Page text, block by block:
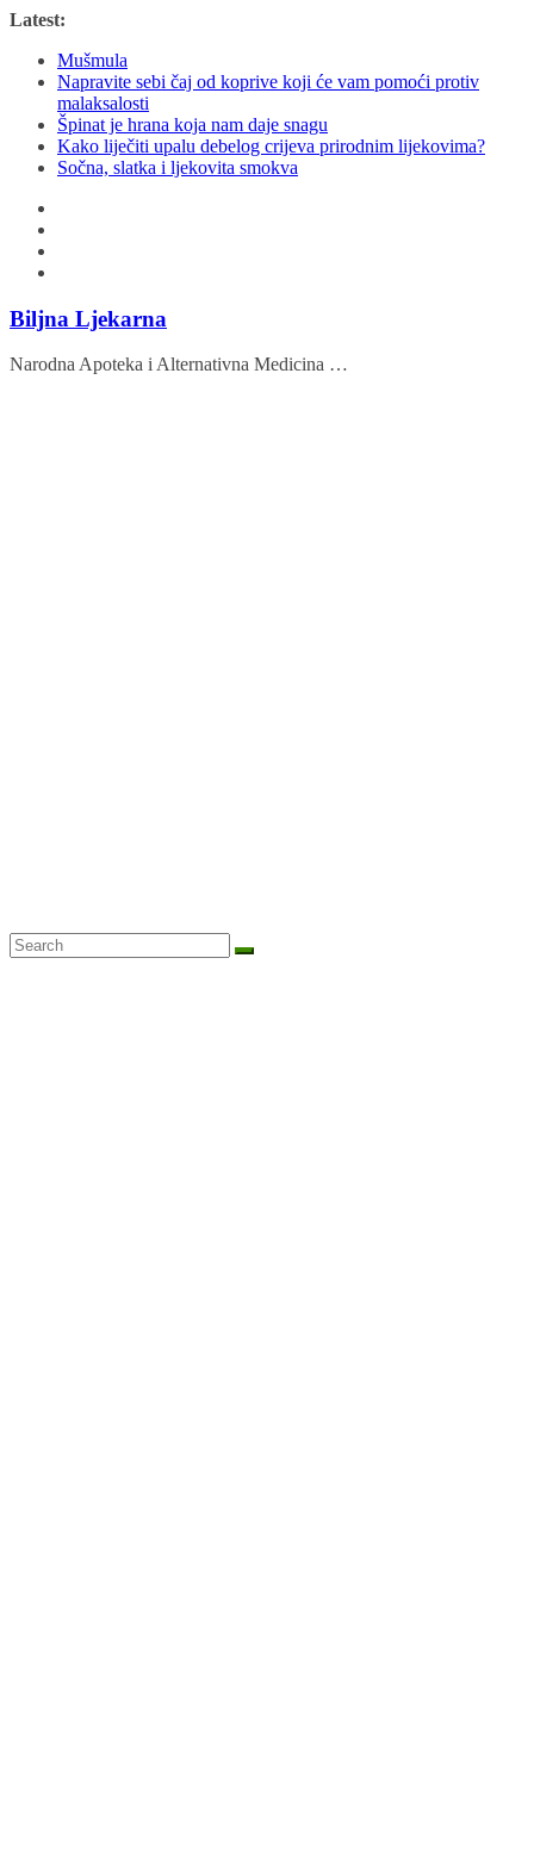
Skip
content
Latest:
Mušmula
Napravite sebi čaj od koprive koji će vam pomoći protiv
malaksalosti
Špinat je hrana koja nam daje snagu
Kako liječiti upalu debelog crijeva prirodnim lijekovima?
Sočna, slatka i ljekovita smokva
Biljna Ljekarna
Narodna Apoteka i Alternativna Medicina …